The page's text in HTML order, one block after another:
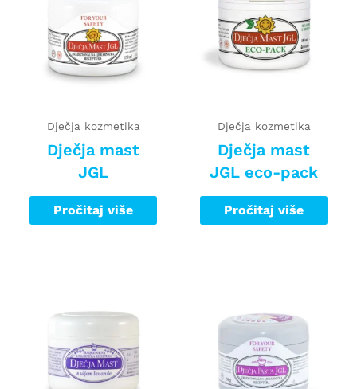
Dječja kozmetika
Dječja mast
JGL
Pročitaj više
Dječja kozmetika
Dječja mast
JGL eco-pack
Pročitaj više